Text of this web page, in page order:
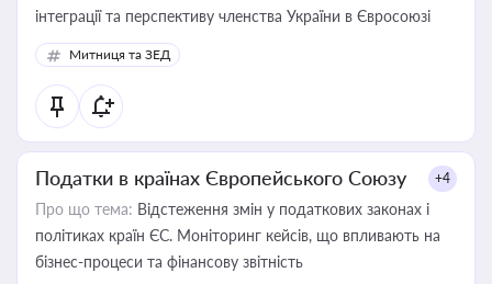
інтеграції та перспективу членства України в Євросоюзі
Митниця та ЗЕД
Податки в країнах Європейського Союзу +4
Про що тема: Відстеження змін у податкових законах і
політиках країн ЄС. Моніторинг кейсів, що впливають на
бізнес-процеси та фінансову звітність